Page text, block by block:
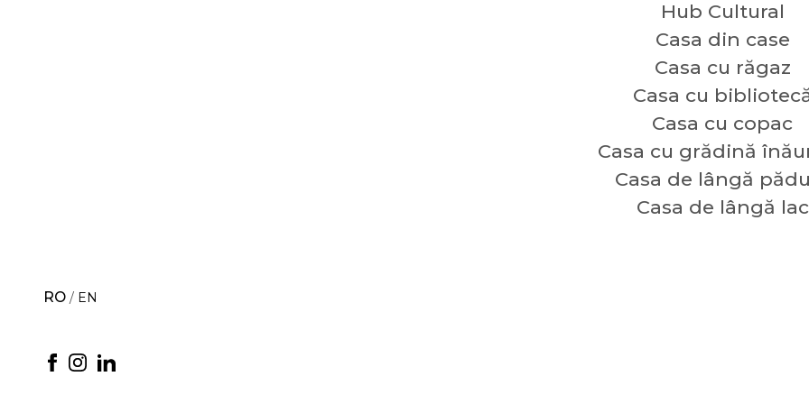
RO EN
Hub Cultural
Casa din case
Casa cu răgaz
Casa cu
Casa cu copac
Casa cu grădină
Casa de lângă
Casa de lângă lac